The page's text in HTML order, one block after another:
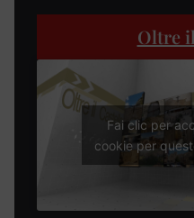
Oltre
Fai clic per
cookie per